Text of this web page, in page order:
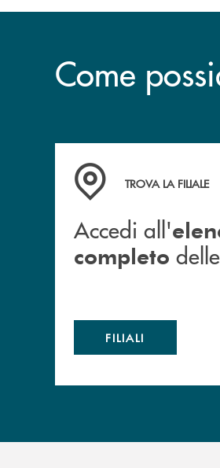
Come
Accedi all' elenco
TROVA LA FILIALE
Accedi all'
completo delle
FILIALI